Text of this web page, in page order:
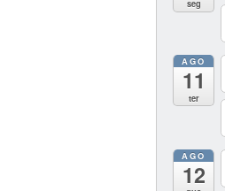
seg
AGO
11
ter
AGO
12